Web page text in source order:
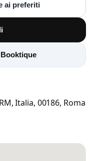
ai preferiti
Booktique
Italia, 00186, Roma